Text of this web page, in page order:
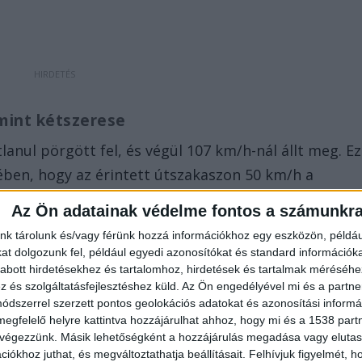
Az Ön adatainak védelme fontos a
tárolunk és/vagy férünk hozzá információkhoz egy eszközön,
dolgozunk fel, például egyedi azonosítókat és standard
hirdetésekhez és tartalomhoz, hirdetések és tartalmak
és szolgáltatásfejlesztéshez küld. Az Ön engedélyével mi és a
szerzett pontos geolokációs adatokat és azonosítási
helyre kattintva hozzájárulhat ahhoz, hogy mi és a 1538
Másik lehetőségként a hozzájárulás megadása vagy
juthat, és megváltoztathatja beállításait. Felhívjuk figyelmét,
kétszerese
pörgött fel, és végül 107 km/h-nál állt meg. Ez
hogy az érintett útszakaszon 50 km/h a
autós tehát több mint a duplájával repesztett a
diktálva a szűkebb városi környezetben. Ez a
nehezebb lett a lábam” kategória, hanem a
szándékos semmibevétele.